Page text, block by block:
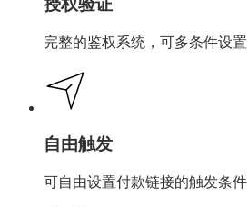
授权验证
完整的鉴权系统，可多条件设置
自由触发
可自由设置付款链接的触发条件